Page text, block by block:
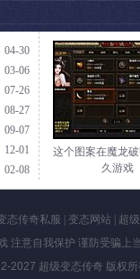
04-30
03-06
07-26
08-27
09-07
12-01
02-08
这个图案在魔龙
久游戏
态传奇私服 变态网站|
超
注意自我保护 谨防受骗上
2027 超级变态传奇 版权